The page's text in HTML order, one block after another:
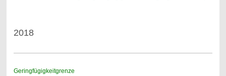
2018
Geringfügigkeitgrenze